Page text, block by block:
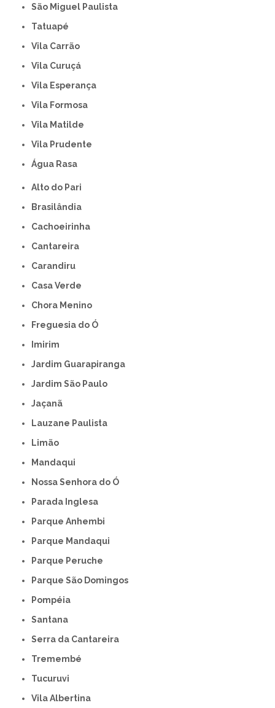
São Miguel Paulista
Tatuapé
Vila Carrão
Vila Curuçá
Vila Esperança
Vila Formosa
Vila Matilde
Vila Prudente
Água Rasa
Alto do Pari
Brasilândia
Cachoeirinha
Cantareira
Carandiru
Casa Verde
Chora Menino
Freguesia do Ó
Imirim
Jardim Guarapiranga
Jardim São Paulo
Jaçanã
Lauzane Paulista
Limão
Mandaqui
Nossa Senhora do Ó
Parada Inglesa
Parque Anhembi
Parque Mandaqui
Parque Peruche
Parque São Domingos
Pompéia
Santana
Serra da Cantareira
Tremembé
Tucuruvi
Vila Albertina